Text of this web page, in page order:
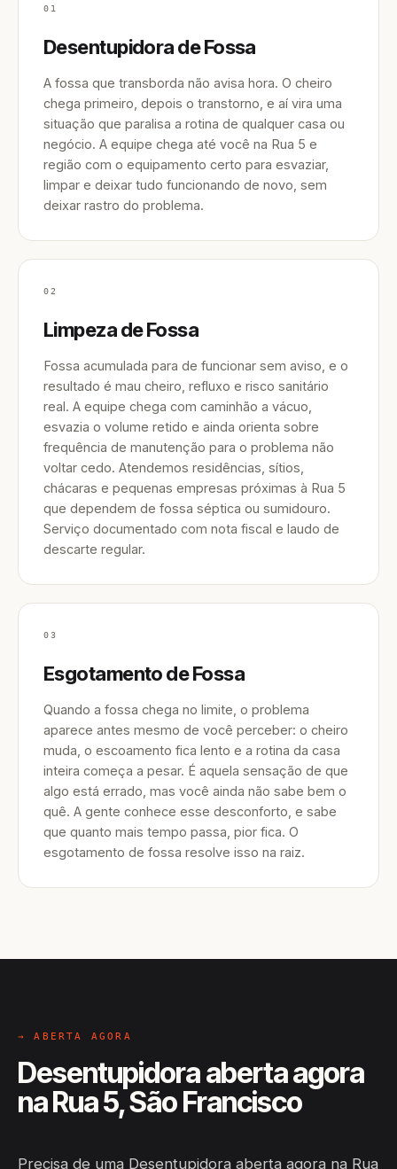
01
Desentupidora de Fossa
A fossa que transborda não avisa hora. O cheiro
chega primeiro, depois o transtorno, e aí vira uma
situação que paralisa a rotina de qualquer casa ou
negócio. A equipe chega até você na Rua 5 e
região com o equipamento certo para esvaziar,
limpar e deixar tudo funcionando de novo, sem
deixar rastro do problema.
02
Limpeza de Fossa
Fossa acumulada para de funcionar sem aviso, e o
resultado é mau cheiro, refluxo e risco sanitário
real. A equipe chega com caminhão a vácuo,
esvazia o volume retido e ainda orienta sobre
frequência de manutenção para o problema não
voltar cedo. Atendemos residências, sítios,
chácaras e pequenas empresas próximas à Rua 5
que dependem de fossa séptica ou sumidouro.
Serviço documentado com nota fiscal e laudo de
descarte regular.
03
Esgotamento de Fossa
Quando a fossa chega no limite, o problema
aparece antes mesmo de você perceber: o cheiro
muda, o escoamento fica lento e a rotina da casa
inteira começa a pesar. É aquela sensação de que
algo está errado, mas você ainda não sabe bem o
quê. A gente conhece esse desconforto, e sabe
que quanto mais tempo passa, pior fica. O
esgotamento de fossa resolve isso na raiz.
→ ABERTA AGORA
Desentupidora aberta agora
na Rua 5, São Francisco
Precisa de uma Desentupidora aberta agora na Rua